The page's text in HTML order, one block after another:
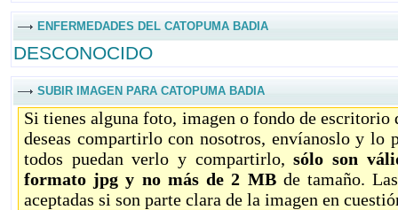
ENFERMEDADES DEL CATOPUMA BADIA
DESCONOCIDO
SUBIR IMAGEN PARA CATOPUMA BADIA
Si tienes alguna foto, imagen o fondo de escritorio
deseas compartirlo con nosotros, envíanoslo y lo
todos puedan verlo y compartirlo,sólo son
formato jpg y no más de 2 MBde tamaño.
aceptadas si son parte clara de la imagen en